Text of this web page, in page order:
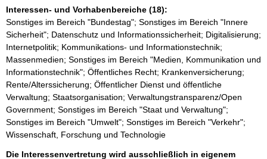
Interessen- und Vorhabenbereiche (18):
Sonstiges im Bereich "Bundestag"; Sonstiges im Bereich "Innere
Sicherheit"; Datenschutz und Informationssicherheit; Digitalisierung;
Internetpolitik; Kommunikations- und Informationstechnik;
Massenmedien; Sonstiges im Bereich "Medien, Kommunikation und
Informationstechnik"; Öffentliches Recht; Krankenversicherung;
Rente/Alterssicherung; Öffentlicher Dienst und öffentliche
Verwaltung; Staatsorganisation; Verwaltungstransparenz/Open
Government; Sonstiges im Bereich "Staat und Verwaltung";
Sonstiges im Bereich "Umwelt"; Sonstiges im Bereich "Verkehr";
Wissenschaft, Forschung und Technologie
Die Interessenvertretung wird ausschließlich in eigenem